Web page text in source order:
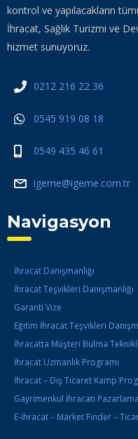
kontrol ve yapılacakların
İhracat, Sağlık Turizmi ve
hizmet sunuyoruz.
0212 216 22 36
0545 919 08 18
0549 435 46 61
igeme@igeme.com.tr
Navigasyon
İhracat Danışmanlığı
İhracat Teşvikleri Danışmanlığı
Garanti Vize
Eğitim İhracat Teşvikleri
İhracatta Müşteri Bulma
İhracat Uzmanlık Programı
İhracat – Dış Ticaret Kamp
Gayrimenkul İhracatı
E-İhracat – Market Finder –